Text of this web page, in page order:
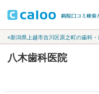
«新潟県上越市吉川区原之町の歯科
八木歯科医院